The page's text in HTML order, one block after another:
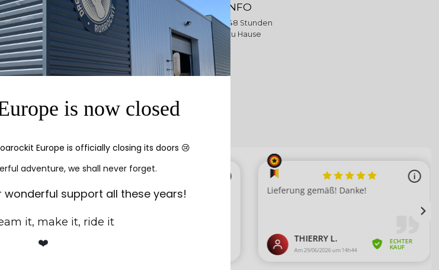
SICHERE
TRANSAKTION
LIEFERUNG INFO
Versand innerhalb von 48 Stunden
Im Handumdrehen zu Hause
is now closed
Europe is officially closing its doors 😢
wonderful support all these years!
❤️
adventure, we shall never forget.
it, make it, ride it